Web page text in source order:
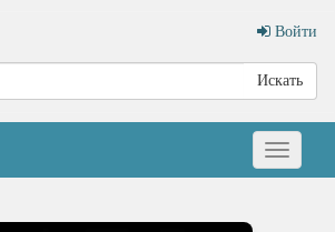
Войти
Искать
Меню